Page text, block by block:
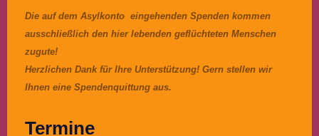
Die auf dem Asylkonto eingehenden Spenden kommen
ausschließlich den hier lebenden geflüchteten Menschen
zugute!
Herzlichen Dank für Ihre Unterstützung! Gern stellen wir
Ihnen eine Spendenquittung aus.
Termine